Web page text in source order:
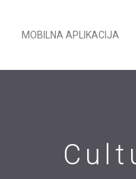
MOBILNA APLIKACIJA